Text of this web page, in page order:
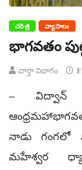
చరిత్ర వ్యాసాలు
భాగవతం
వార్తా విభాగం
– విద్వాన్
నాడు గంగలో
మహేశ్వర